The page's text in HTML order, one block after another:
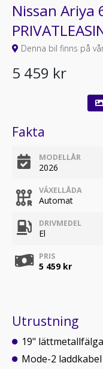
Nissan Ariya
Denna bil finns på
5 459 kr
Fakta
MODELLÅR
2026
VÄXELLÅDA
Automat
DRIVMEDEL
El
PRIS
5 459 kr
Utrustning
19"
Mode-2 laddkabel